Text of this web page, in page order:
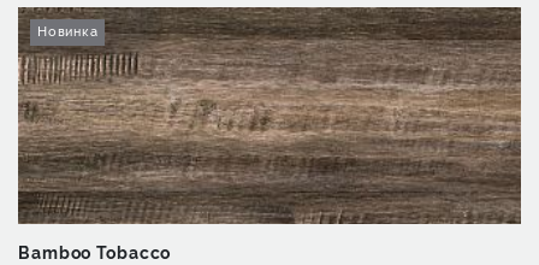
Новинка
Bamboo Tobacco